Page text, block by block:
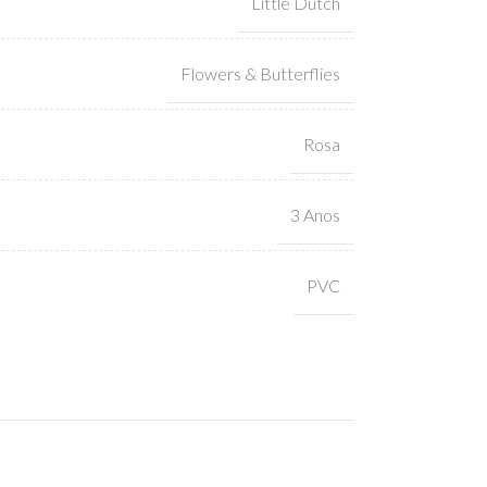
Flowers & Butterflies
Rosa
3 Anos
PVC